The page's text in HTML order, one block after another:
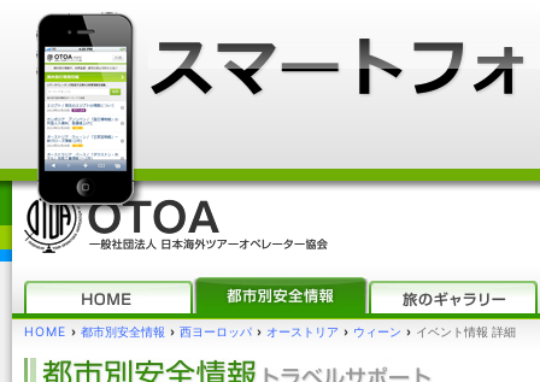
HOME › 都市別安全情報 › 西ヨーロッパ › オーストリア › ウィーン › イベント情報 詳細